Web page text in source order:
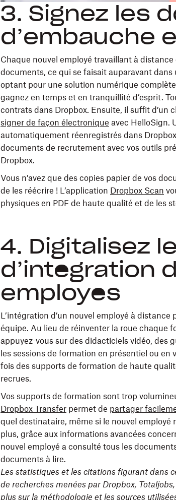
3. Signez les
d’embauche
Chaque nouvel employé travaillant à
documents, ce qui se faisait auparavant
optant pour une solution numérique
gagnez en temps et en tranquillité d’esprit.
contrats dans Dropbox. Ensuite, il suffit d’un
signer de façon électronique avec HelloSign.
automatiquement réenregistrés dans
documents de recrutement avec vos outils
Dropbox.
Vous n’avez que des copies papier de vos
de les réécrire ! L’application Dropbox Scan
physiques en PDF de haute qualité et de les
4. Digitalisez
d’intégration
employés
L’intégration d’un nouvel employé à
équipe. Au lieu de réinventer la roue chaque
appuyez-vous sur des didacticiels vidéo, des
les sessions de formation en présentiel ou
fois des supports de formation de haute
recrues.
Vos supports de formation sont trop
Dropbox Transfer permet de partager
quel destinataire, même si le nouvel employé
plus, grâce aux informations avancées
nouvel employé a consulté tous les
documents à lire.
Les statistiques et les citations figurant dans
de recherches menées par Dropbox,
plus sur la méthodologie et les sources